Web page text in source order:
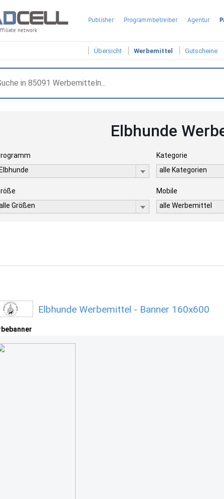
network
Publisher Programmbetreiber Agentur
Übersicht Werbemittel Gutscheine
Elbhunde
Elbhunde
Kategorie
alle Kategorien
Größen
Mobile
alle Werbemittel
Elbhunde Werbemittel - Banner 160x600